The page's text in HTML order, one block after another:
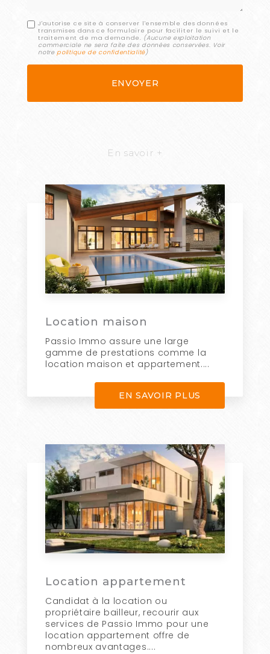
J'autorise ce site à conserver l'ensemble des données
transmises dans ce formulaire pour faciliter le suivi et le
traitement de ma demande. (Aucune exploitation
commerciale ne sera faite des données conservées. Voir
notrepolitique de confidentialité)
En savoir +
Location maison
Passio Immo assure une large
gamme de prestations comme la
location maison et appartement....
EN SAVOIR PLUS
Location appartement
Candidat à la location ou
propriétaire bailleur, recourir aux
services de Passio Immo pour une
location appartement offre de
nombreux avantages....